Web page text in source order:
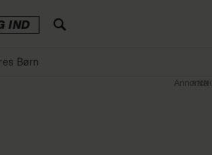
IND
Børn
Annonce